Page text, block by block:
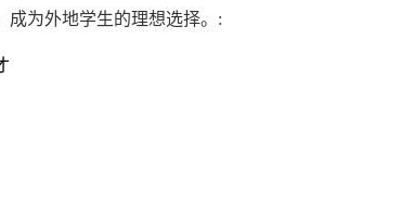
成为外地学生的理想选择。: